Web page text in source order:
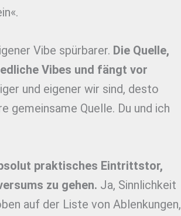
Vibe spürbarer. Die Quelle,
Vibes und fängt vor
und eigener wir sind, desto
gemeinsame Quelle. Du und ich
praktisches Eintrittstor,
zu gehen. Ja, Sinnlichkeit
auf der Liste von Ablenkungen,